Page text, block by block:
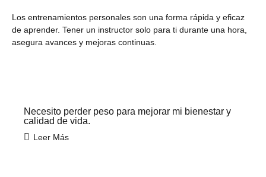
Los entrenamientos personales son una forma rápida y eficaz
de aprender. Tener un instructor solo para ti durante una hora,
asegura avances y mejoras continuas.
Necesito perder peso para mejorar mi bienestar y
calidad de vida.
Leer Más